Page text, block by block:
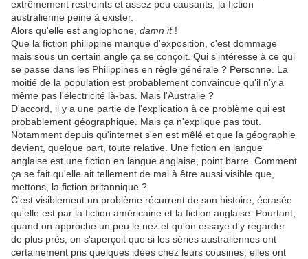
extrêmement restreints et assez peu causants, la fiction
australienne peine à exister.
Alors qu'elle est anglophone, damn it!
Que la fiction philippine manque d'exposition, c'est dommage
mais sous un certain angle ça se conçoit. Qui s'intéresse à ce qui
se passe dans les Philippines en règle générale ? Personne. La
moitié de la population est probablement convaincue qu'il n'y a
même pas l'électricité là-bas. Mais l'Australie ?
D'accord, il y a une partie de l'explication à ce problème qui est
probablement géographique. Mais ça n'explique pas tout.
Notamment depuis qu'internet s'en est mêlé et que la géographie
devient, quelque part, toute relative. Une fiction en langue
anglaise est une fiction en langue anglaise, point barre. Comment
ça se fait qu'elle ait tellement de mal à être aussi visible que,
mettons, la fiction britannique ?
C'est visiblement un problème récurrent de son histoire, écrasée
qu'elle est par la fiction américaine et la fiction anglaise. Pourtant,
quand on approche un peu le nez et qu'on essaye d'y regarder
de plus près, on s'aperçoit que si les séries australiennes ont
certainement pris quelques idées chez leurs cousines, elles ont